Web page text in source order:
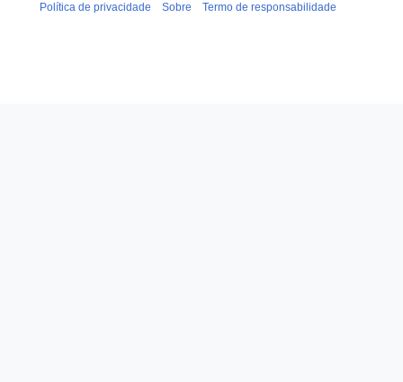
Política de privacidade Sobre Termo de responsabilidade